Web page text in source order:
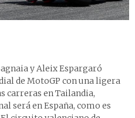
y Aleix Espargaró
de MotoGP con una ligera
carreras en Tailandia,
será en España, como es